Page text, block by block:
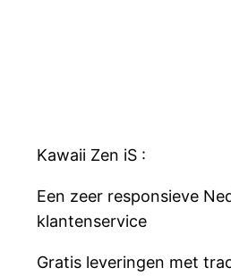
Kawaii Zen iS :
Een zeer responsieve
klantenservice
Gratis leveringen met